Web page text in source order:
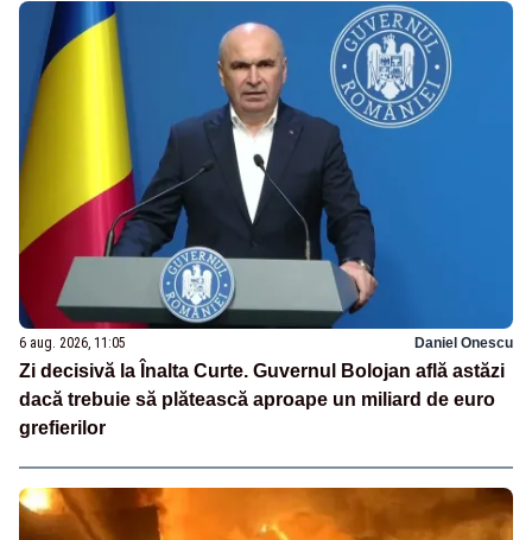
6 aug. 2026, 11:05 Daniel Onescu
Zi decisivă la Înalta Curte. Guvernul Bolojan află astăzi
dacă trebuie să plătească aproape un miliard de euro
grefierilor